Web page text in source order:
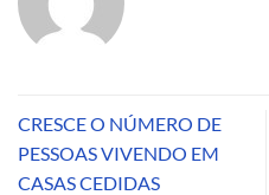
CRESCE O NÚMERO DE
PESSOAS VIVENDO EM
CASAS CEDIDAS